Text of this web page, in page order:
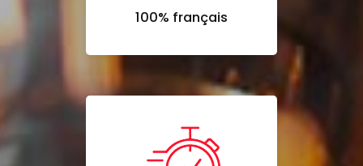
100% français